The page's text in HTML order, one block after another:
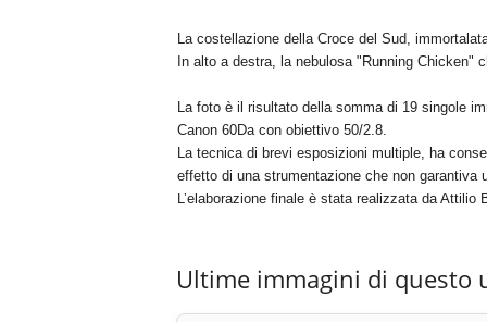
La costellazione della Croce del Sud,
In alto a destra, la nebulosa "Running Chicken"
La foto è il risultato della somma di 19 singole
Canon 60Da con obiettivo 50/2.8.
La tecnica di brevi esposizioni multiple, ha
effetto di una strumentazione che non garantiva
L’elaborazione finale è stata realizzata da Attilio
Ultime immagini di questo